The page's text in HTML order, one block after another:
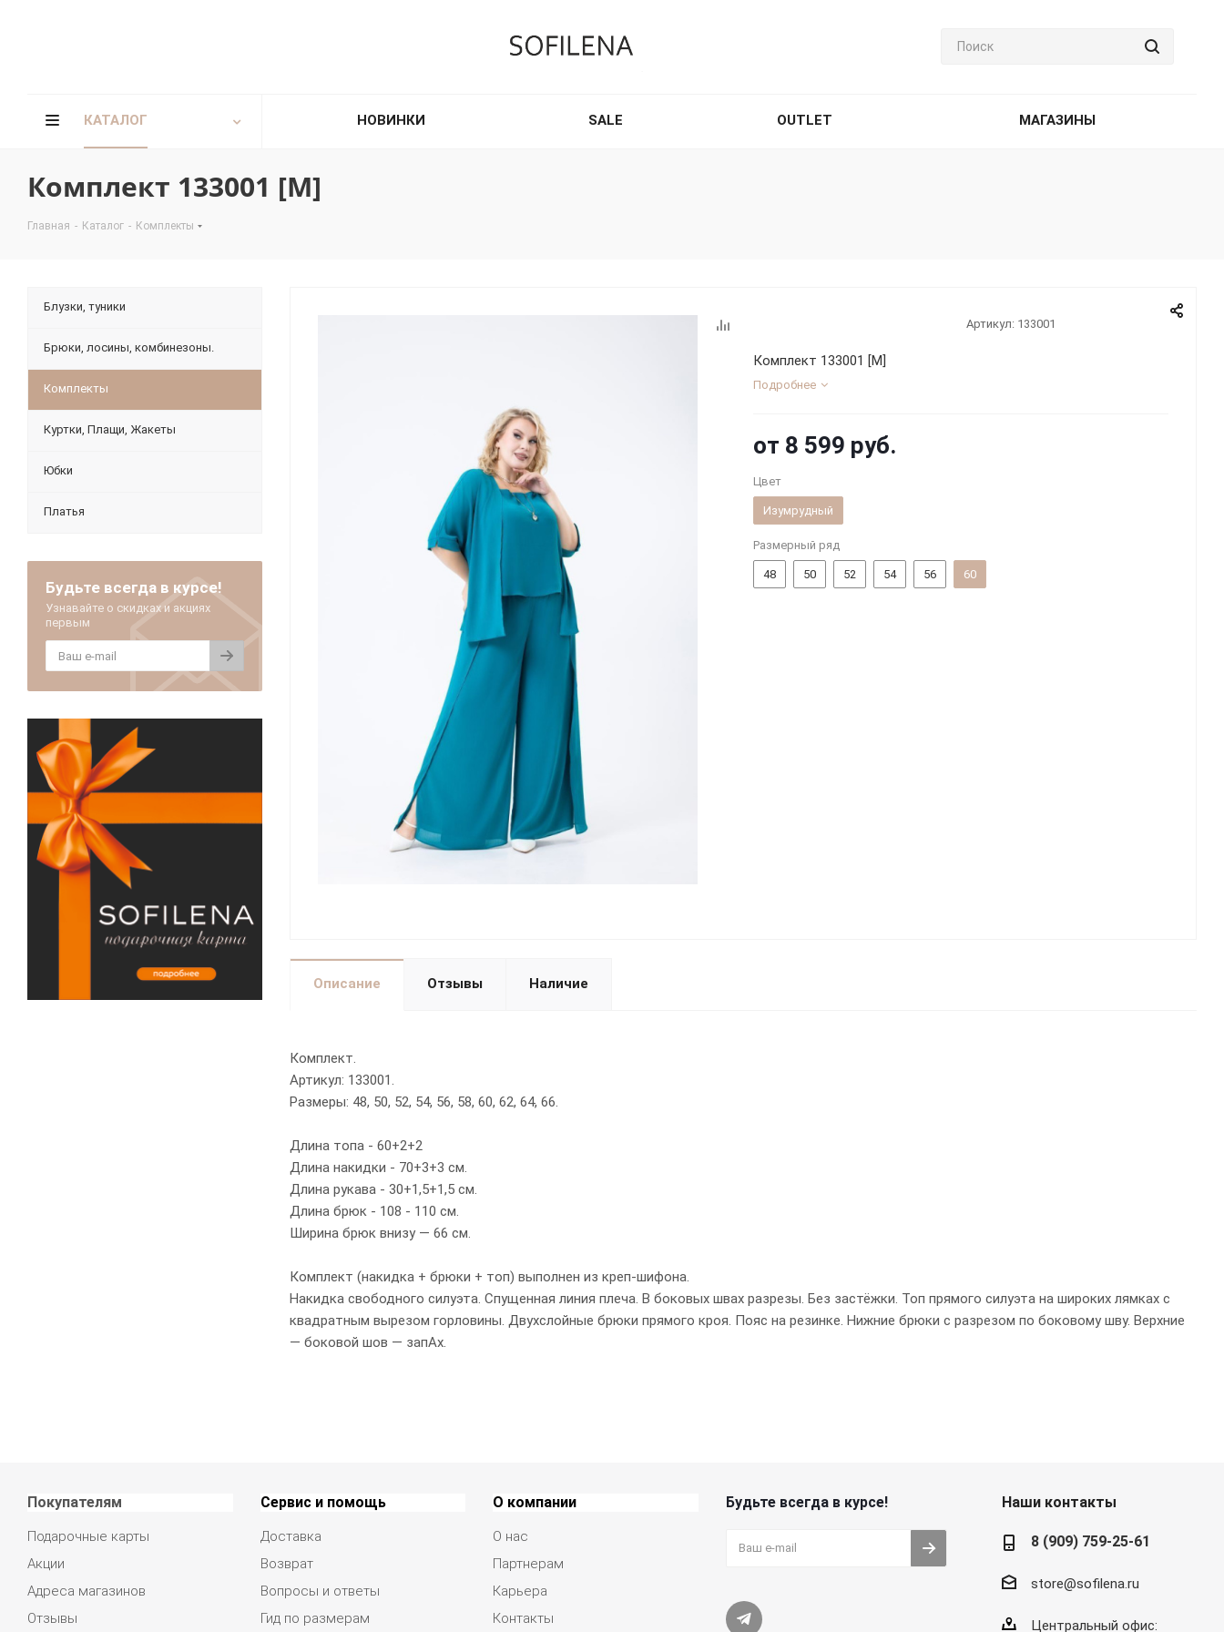
КАТАЛОГ НОВИНКИ SALE OUTLET МАГАЗИНЫ
Комплект 133001 [М]
Главная - Каталог - Комплекты
Артикул: 133001
Комплект 133001 [М]
Подробнее
от 8 599 руб.
Цвет
Изумрудный
Размерный ряд
48 50 52 54 56 60
Описание Отзывы Наличие
Комплект.
Артикул: 133001.
Размеры: 48, 50, 52, 54, 56, 58, 60, 62, 64, 66.
Длина топа - 60+2+2
Длина накидки - 70+3+3 см.
Длина рукава - 30+1,5+1,5 см.
Длина брюк - 108 - 110 см.
Ширина брюк внизу — 66 см.
Комплект (накидка + брюки + топ) выполнен из креп-шифона.
Накидка свободного силуэта. Спущенная линия плеча. В боковых швах разрезы. Без застёжки. Топ прямого силуэта на широких лямках с
квадратным вырезом горловины. Двухслойные брюки прямого кроя. Пояс на резинке. Нижние брюки с разрезом по боковому шву. Верхние
— боковой шов — запАх.
Блузки, туники
Брюки, лосины, комбинезоны.
Комплекты
Куртки, Плащи, Жакеты
Юбки
Платья
Будьте всегда в курсе!
Узнавайте о скидках и акциях
первым
Покупателям
Подарочные карты
Акции
Адреса магазинов
Отзывы
Сервис и помощь
Доставка
Возврат
Вопросы и ответы
Гид по размерам
О компании
О нас
Партнерам
Карьера
Контакты
Будьте всегда в курсе! Наши контакты
8 (909) 759-25-61
store@sofilena.ru
Центральный офис: